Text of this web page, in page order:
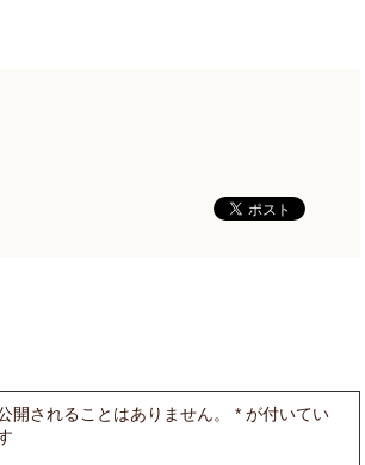
開されることはありません。 * が付いてい